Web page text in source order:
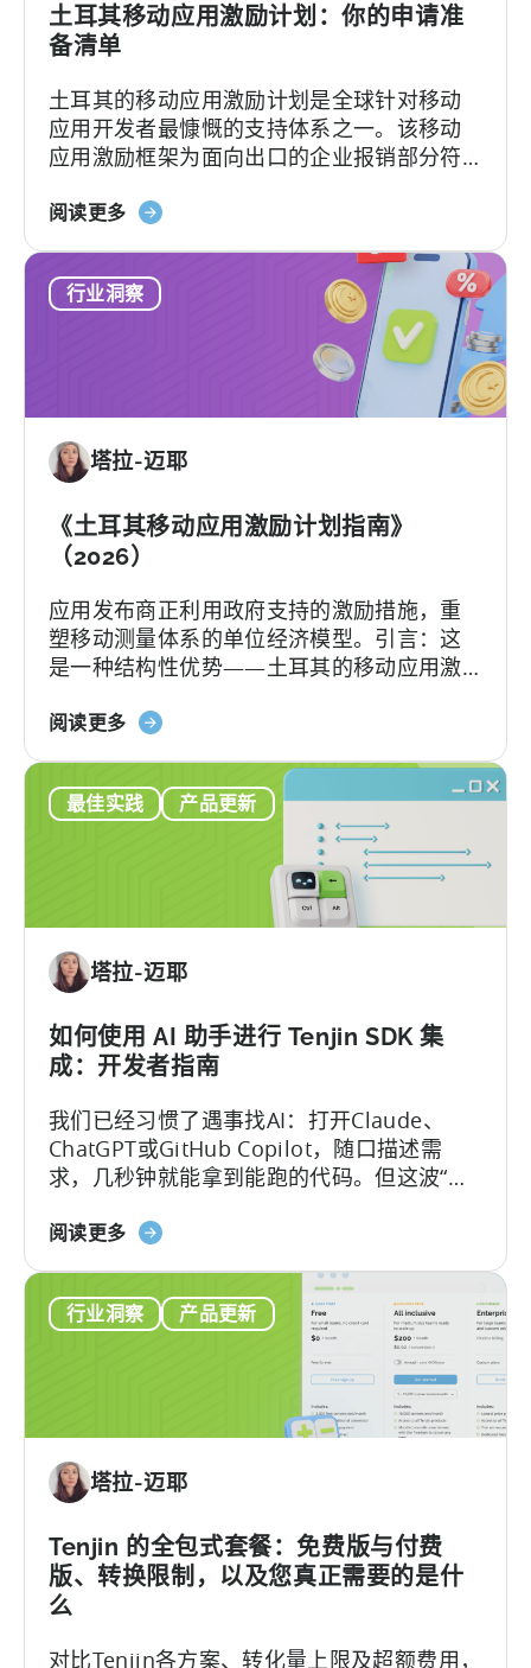
土耳其移动应用激励计划：你的申请准
备清单
土耳其的移动应用激励计划是全球针对移动
应用开发者最慷慨的支持体系之一。该移动
应用激励框架为面向出口的企业报销部分符
场准入费用，具体支持力度和上限因类别及
阅读更多关
耳
激
计
划：
的
申
请
查
单
行业洞察
塔拉-迈耶
《土耳其移动应用激励计划指南》
（2026）
应用发布商正利用政府支持的激励措施，重
塑移动测量体系的单位经济模型。引言：这
是一种结构性优势——土耳其的移动应用激
最重要且不稀释股权的融资框架之一。 该政
府体系，可报销50–70%的...
阅读更多关
耳
激
计
划
南
（2026）》
最佳实践 产品更新
塔拉-迈耶
如何使用 AI 助手进行 Tenjin SDK 集
成：开发者指南
我们已经习惯了遇事找AI：打开Claude、
ChatGPT或GitHub Copilot，随口描述需
求，几秒钟就能拿到能跑的代码。但这波“效
Hallucination（大模型幻觉）.
阅读更多关
何
进
Tenjin
SDK
开
行业洞察 产品更新
塔拉-迈耶
Tenjin 的全包式套餐：免费版与付费
版、转换限制，以及您真正需要的是什
么
对比Tenjin各方案、转化量上限及超额费用，